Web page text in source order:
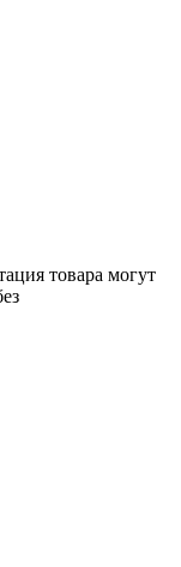
товара могут